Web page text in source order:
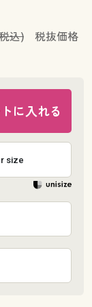
込)税抜価格
に入れる
size